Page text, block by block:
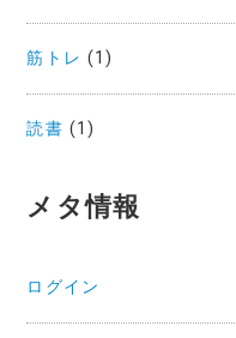
筋トレ (1)
読書 (1)
メタ情報
ログイン